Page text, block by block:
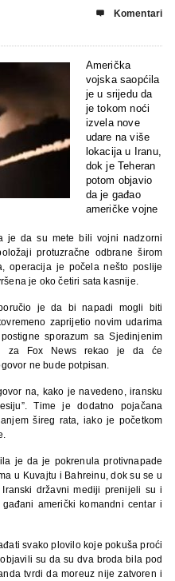
 Komentari
Američka
vojska saopćila
je u srijedu da
je tokom noći
izvela nove
udare na više
lokacija u Iranu,
dok je Teheran
potom objavio
da je gađao
američke vojne
je da su mete bili vojni nadzorni
protuzračne odbrane širom
operacija je počela nešto poslije
je oko četiri sata kasnije.
je da bi napadi mogli biti
zaprijetio novim udarima
sporazum sa Sjedinjenim
za Fox News rekao je da će
ne bude potpisan.
na, kako je navedeno, iransku
Time je dodatno pojačana
šireg rata, iako je početkom
je da je pokrenula protivnapade
u Kuvajtu i Bahreinu, dok su se u
državni mediji prenijeli su i
američki komandni centar i
svako plovilo koje pokuša proći
su da su dva broda bila pod
tvrdi da moreuz nije zatvoren i